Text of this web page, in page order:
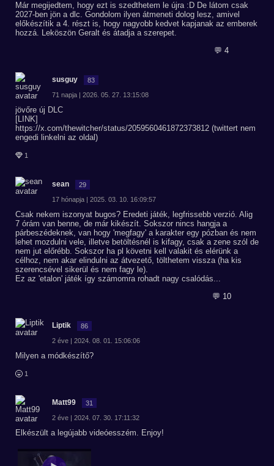
Már megijedtem, hogy ezt is szedthetem le újra :D De látom csak
2027-ben jön a dlc. Gondolom ilyen átmeneti dolog lesz, amivel
előkészítik a 4. részt is, hogy nagyobb kedvet kapjanak az emberek
hozzá. Leköszön Geralt és átadja a szerepet.
💬 4
susguy 83
71 napja | 2026. 05. 27. 13:15:08
jövőre új DLC
[LINK]
https://x.com/thewitcher/status/2059560461872373812 (twittert nem
engedi linkelni az oldal)
1
sean 29
17 hónapja | 2025. 03. 10. 16:09:57
Csak nekem iszonyat bugos? Eredeti játék, legfrissebb verzió. Alig
7 órám van benne, de már kikészít. Sokszor nincs hangja a
párbeszédeknek, van hogy 'megfagy' a karakter egy pózban és nem
lehet mozdulni vele, illetve betöltésnél is kifagy, csak a zene szól de
nem jut előrébb. Sokszor ha pl követni kell valakit és elérünk a
célhoz, nem akar elindulni az átvezető, tölthetem vissza (ha kis
szerencsével sikerül és nem fagy le).
Ez az 'etalon' játék így számomra rohadt nagy csalódás...
💬 10
Liptik 86
2 éve | 2024. 08. 01. 15:06:06
Milyen a módkészítő?
1
Matt99 31
2 éve | 2024. 07. 30. 17:11:32
Elkészült a legújabb videóesszém. Enjoy!